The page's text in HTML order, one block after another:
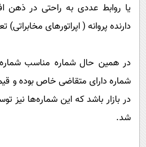
یا روابط عددی‌ به راحتی در ذهن
دارنده پروانه ( اپراتورهای
در همین حال شماره مناسب
شماره دارای متقاضی خاص بوده و
در بازار باشد که این شماره‌ها نیز
شد.